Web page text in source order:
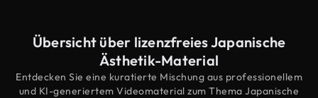
Übersicht über lizenzfreies Japanische
Ästhetik-Material
Entdecken Sie eine kuratierte Mischung aus professionellem
und KI-generiertem Videomaterial zum Thema Japanische